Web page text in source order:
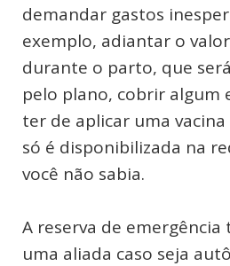
demandar gastos
exemplo, adiantar o
durante o parto, que
pelo plano, cobrir algum
ter de aplicar uma
só é disponibilizada na
você não sabia.
A reserva de
uma aliada caso seja